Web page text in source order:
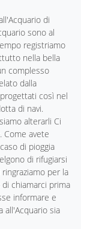
di
sono al
registriamo
nella bella
complesso
dalla
così nel
di navi.
alterarli Ci
Come avete
di pioggia
di rifugiarsi
per la
chiamarci prima
informare e
all'Acquario sia